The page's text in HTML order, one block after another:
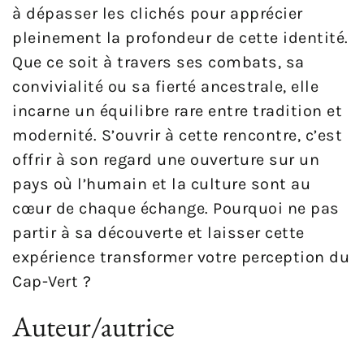
à dépasser les clichés pour apprécier
pleinement la profondeur de cette identité.
Que ce soit à travers ses combats, sa
convivialité ou sa fierté ancestrale, elle
incarne un équilibre rare entre tradition et
modernité. S’ouvrir à cette rencontre, c’est
offrir à son regard une ouverture sur un
pays où l’humain et la culture sont au
cœur de chaque échange. Pourquoi ne pas
partir à sa découverte et laisser cette
expérience transformer votre perception du
Cap-Vert ?
Auteur/autrice